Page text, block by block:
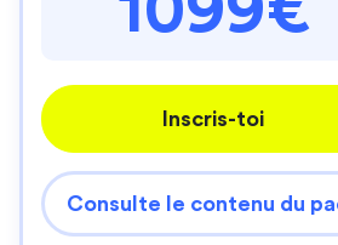
Inscris-toi
Consulte le contenu du